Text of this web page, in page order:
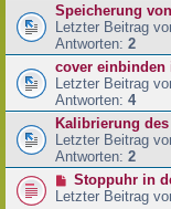
Speicherung
Letzter Beitrag
Antworten: 2
cover einbinden
Letzter Beitrag
Antworten: 4
Kalibrierung
Letzter Beitrag
Antworten: 2
Stoppuhr in
Letzter Beitrag